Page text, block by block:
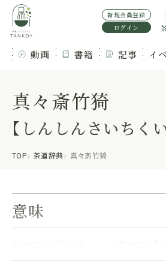
新規会員登録
ログイン
動画 書籍 記事 イ
真々斎竹猗
【しんしんさいちくい
TOP 茶道辞典 真々斎竹猗
意味